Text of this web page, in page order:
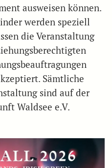
ausweisen können.
werden speziell
die Veranstaltung
Sämtliche
sind auf der
Waldsee e.V.